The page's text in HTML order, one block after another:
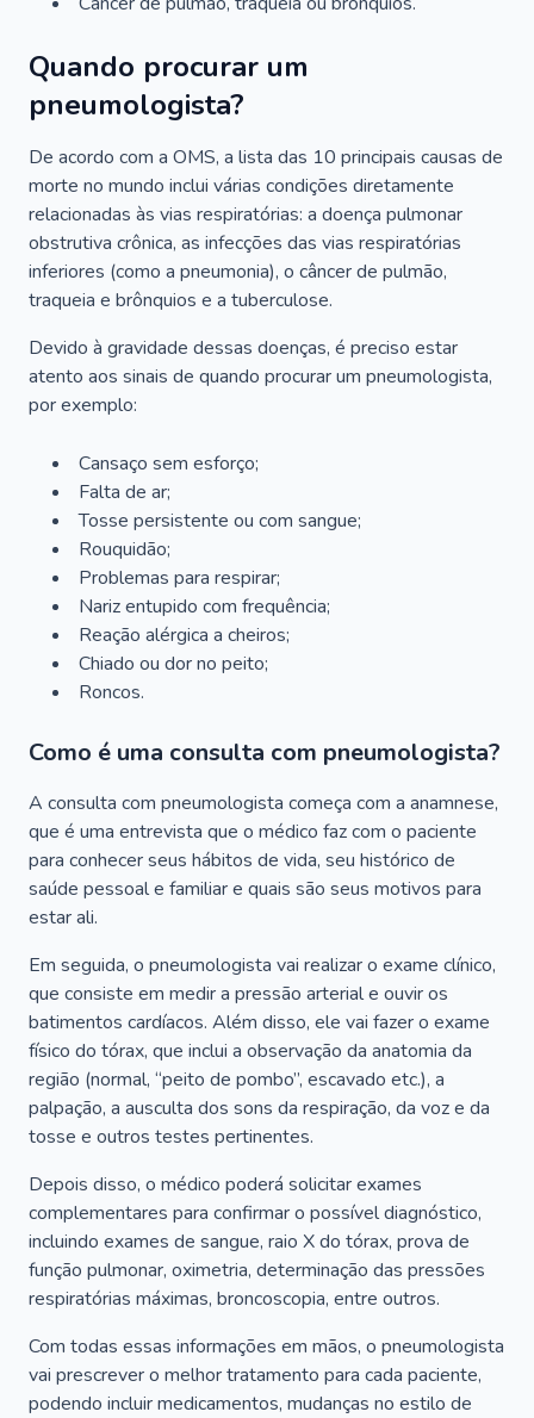
Quando procurar um
pneumologista?
De acordo com a OMS, a lista das 10 principais causas de
morte no mundo inclui várias condições diretamente
relacionadas às vias respiratórias: a doença pulmonar
obstrutiva crônica, as infecções das vias respiratórias
inferiores (como a pneumonia), o câncer de pulmão,
traqueia e brônquios e a tuberculose.
Devido à gravidade dessas doenças, é preciso estar
atento aos sinais de quando procurar um pneumologista,
por exemplo:
Cansaço sem esforço;
Falta de ar;
Tosse persistente ou com sangue;
Rouquidão;
Problemas para respirar;
Nariz entupido com frequência;
Reação alérgica a cheiros;
Chiado ou dor no peito;
Roncos.
Como é uma consulta com pneumologista?
A consulta com pneumologista começa com a anamnese,
que é uma entrevista que o médico faz com o paciente
para conhecer seus hábitos de vida, seu histórico de
saúde pessoal e familiar e quais são seus motivos para
estar ali.
Em seguida, o pneumologista vai realizar o exame clínico,
que consiste em medir a pressão arterial e ouvir os
batimentos cardíacos. Além disso, ele vai fazer o exame
físico do tórax, que inclui a observação da anatomia da
região (normal, “peito de pombo”, escavado etc.), a
palpação, a ausculta dos sons da respiração, da voz e da
tosse e outros testes pertinentes.
Depois disso, o médico poderá solicitar exames
complementares para confirmar o possível diagnóstico,
incluindo exames de sangue, raio X do tórax, prova de
função pulmonar, oximetria, determinação das pressões
respiratórias máximas, broncoscopia, entre outros.
Com todas essas informações em mãos, o pneumologista
vai prescrever o melhor tratamento para cada paciente,
podendo incluir medicamentos, mudanças no estilo de